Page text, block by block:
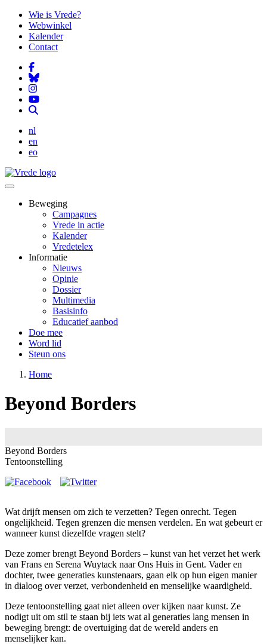
Overslaan
naar
gaan
Wie is Vrede?
Webwinkel
Kalender
Contact
nl
en
eo
Beweging
Campagnes
Vrede in actie
Kalender
Vredetelex
Informatie
Nieuws
Opinie
Dossier
Multimedia
Basisinfo
Educatief aanbod
Doe mee
Word lid
Steun ons
Home
Beyond Borders
Beyond Borders
Tentoonstelling
Wat drijft mensen om zich te verzetten? Tegen onrecht. Tegen
ongelijkheid. Tegen grenzen die mensen verdelen. En wat gebeurt er
wanneer kunst diezelfde vragen stelt?
Deze zomer brengt Beyond Borders – kunst van het verzet het werk
van Frans en Serena Wuytack naar Ons Huis in Gent. Vader en
dochter, twee generaties kunstenaars, gaan elk op hun eigen manier
in dialoog over verzet, verbondenheid en menselijke waardigheid.
Deze tentoonstelling gaat niet alleen over kijken naar kunst. Ze
nodigt uit om stil te staan bij iets wat al generaties lang mensen in
beweging brengt: de overtuiging dat de wereld anders en
menselijker kan.